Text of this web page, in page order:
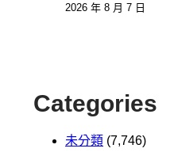
2026 年 8 月 7 日
Categories
未分類 (7,746)